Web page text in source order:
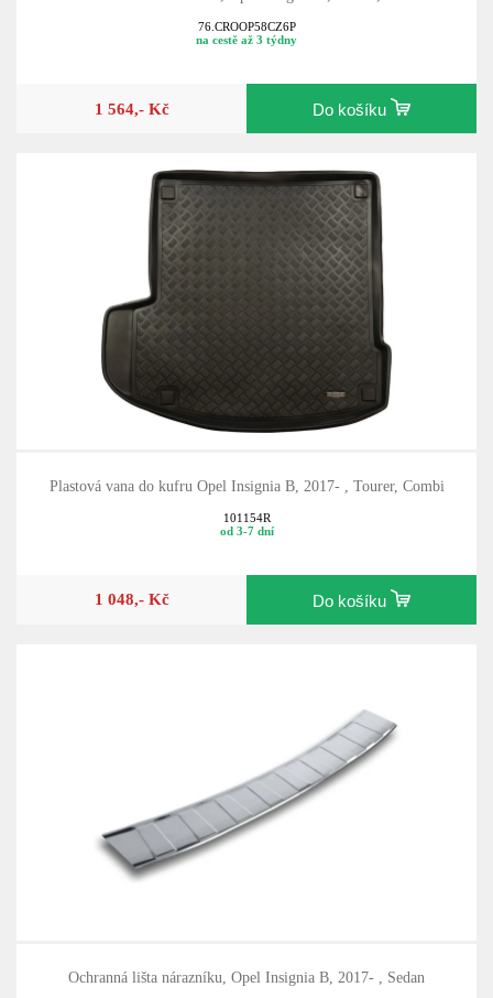
76.CROOP58CZ6P
na cestě až 3 týdny
1 564,- Kč Do košíku
Plastová vana do kufru Opel Insignia B, 2017- , Tourer, Combi
101154R
od 3-7 dní
1 048,- Kč Do košíku
Ochranná lišta nárazníku, Opel Insignia B, 2017- , Sedan